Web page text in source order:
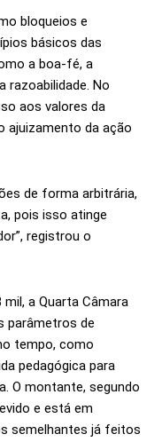
bloqueios e
básicos das
a boa-fé, a
razoabilidade. No
aos valores da
ajuizamento da ação
de forma arbitrária,
pois isso atinge
registrou o
mil, a Quarta Câmara
parâmetros de
tempo, como
pedagógica para
O montante, segundo
e está em
semelhantes já feitos